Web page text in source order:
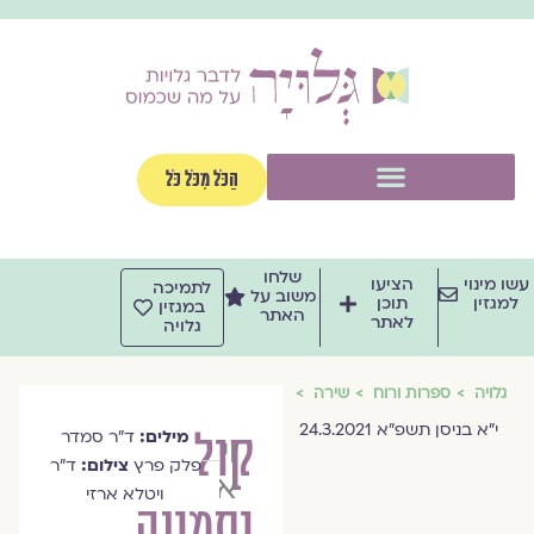
הַכֹּל מִכֹּל כֹּל
מינוי
למגזין
הציעו
תוכן
לאתר
שלחו
משוב על
האתר
לתמיכה
במגזין
גלויה
גלויה ספרות ורוח שירה
י״א בניסן תשפ״א 24.3.2021
קול
ויטלא
ארזי
מילים:ד"ר סמדר
פלק פרץצילום:ד"ר
ויטלא ארזי